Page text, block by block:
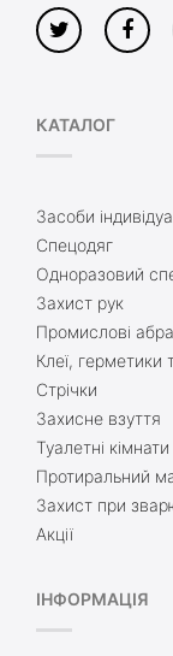
КАТАЛОГ
Засоби
Спецодяг
Одноразовий
Захист рук
Промислові
Клеї, герметики
Стрічки
Захисне взуття
Туалетні кімнати
Протиральний
Захист при
Акції
ІНФОРМАЦІЯ